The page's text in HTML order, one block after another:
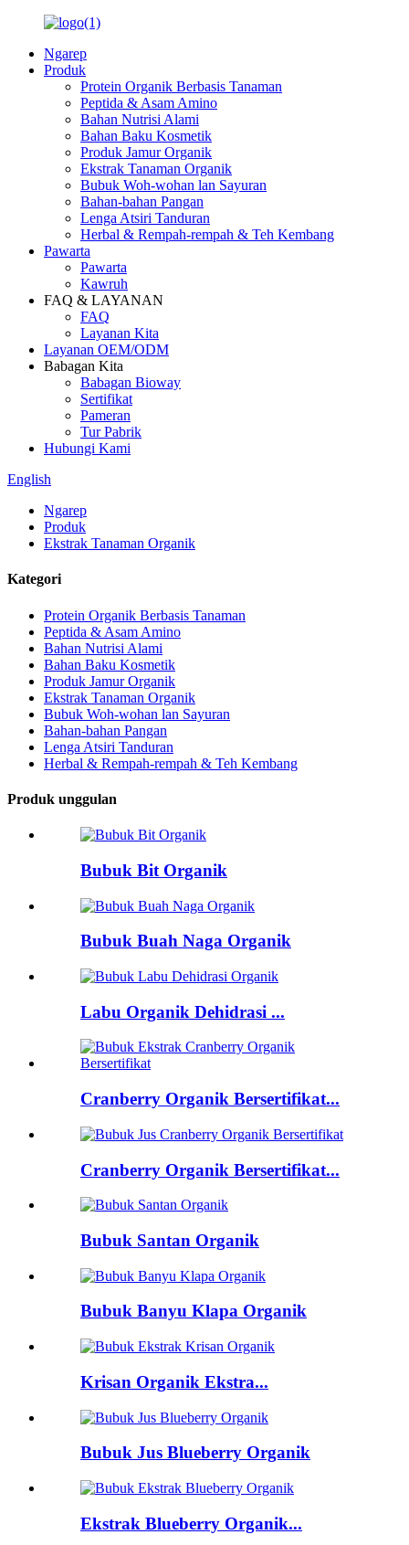
Ngarep
Produk
Protein Organik Berbasis Tanaman
Peptida & Asam Amino
Bahan Nutrisi Alami
Bahan Baku Kosmetik
Produk Jamur Organik
Ekstrak Tanaman Organik
Bubuk Woh-wohan lan Sayuran
Bahan-bahan Pangan
Lenga Atsiri Tanduran
Herbal & Rempah-rempah & Teh Kembang
Pawarta
Pawarta
Kawruh
FAQ & LAYANAN
FAQ
Layanan Kita
Layanan OEM/ODM
Babagan Kita
Babagan Bioway
Sertifikat
Pameran
Tur Pabrik
Hubungi Kami
English
Ngarep
Produk
Ekstrak Tanaman Organik
Kategori
Protein Organik Berbasis Tanaman
Peptida & Asam Amino
Bahan Nutrisi Alami
Bahan Baku Kosmetik
Produk Jamur Organik
Ekstrak Tanaman Organik
Bubuk Woh-wohan lan Sayuran
Bahan-bahan Pangan
Lenga Atsiri Tanduran
Herbal & Rempah-rempah & Teh Kembang
Produk unggulan
Bubuk Bit Organik
Bubuk Buah Naga Organik
Labu Organik Dehidrasi ...
Cranberry Organik Bersertifikat...
Cranberry Organik Bersertifikat...
Bubuk Santan Organik
Bubuk Banyu Klapa Organik
Krisan Organik Ekstra...
Bubuk Jus Blueberry Organik
Ekstrak Blueberry Organik...